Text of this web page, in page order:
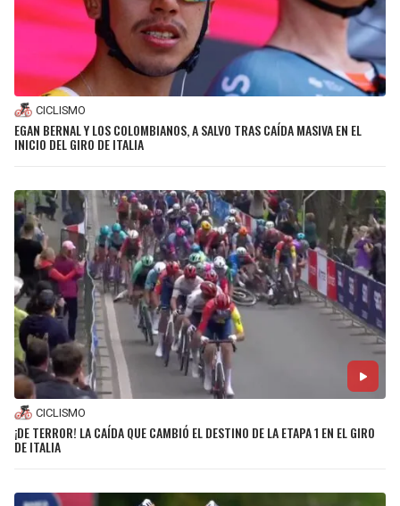
CICLISMO
EGAN BERNAL Y LOS COLOMBIANOS, A SALVO TRAS CAÍDA MASIVA EN EL
INICIO DEL GIRO DE ITALIA
CICLISMO
¡DE TERROR! LA CAÍDA QUE CAMBIÓ EL DESTINO DE LA ETAPA 1 EN EL GIRO
DE ITALIA